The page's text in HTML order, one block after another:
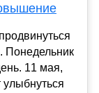
Понедельник
11 мая,